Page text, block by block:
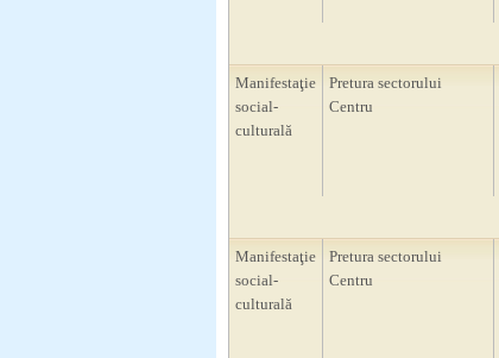
Manifestaţie
social-
culturală
Pretura sectorului
Centru
Manifestaţie
social-
culturală
Pretura sectorului
Centru